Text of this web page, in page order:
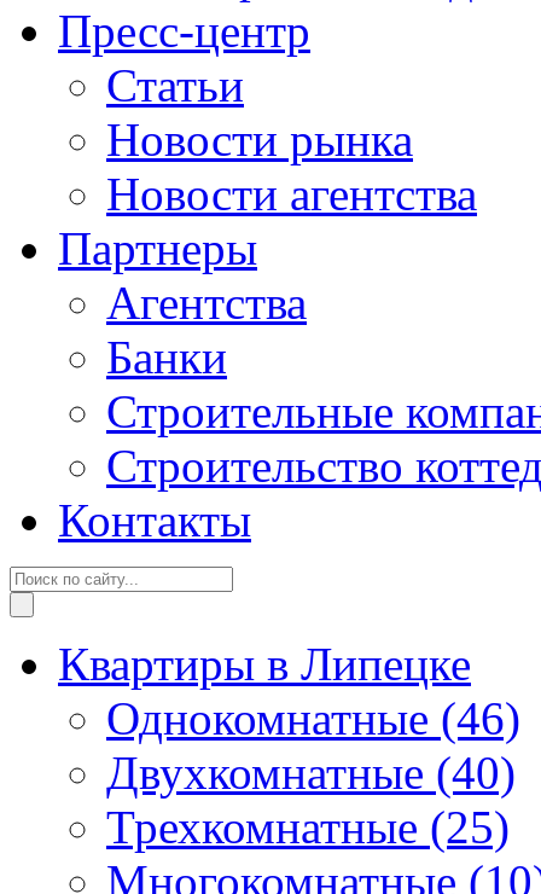
Пресс-центр
Статьи
Новости рынка
Новости агентства
Партнеры
Агентства
Банки
Строительные
Строительство
Контакты
Квартиры в Липецке
Однокомнатные (46)
Двухкомнатные (40)
Трехкомнатные (25)
Многокомнатные